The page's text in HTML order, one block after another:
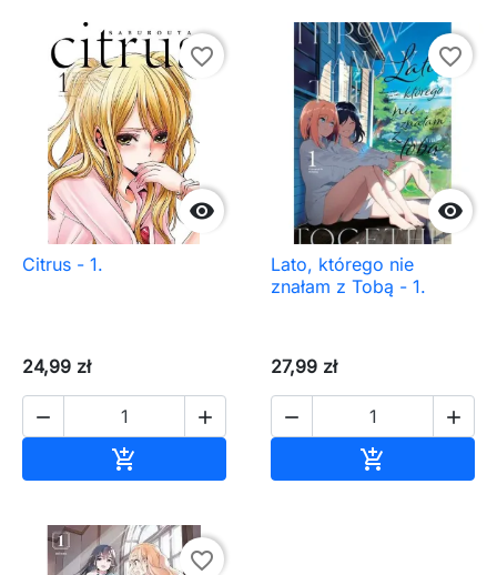

favorite_border
Citrus - 1.
24,99 zł
 


favorite_border
Lato, którego nie
znałam z Tobą - 1.
27,99 zł
 

favorite_border